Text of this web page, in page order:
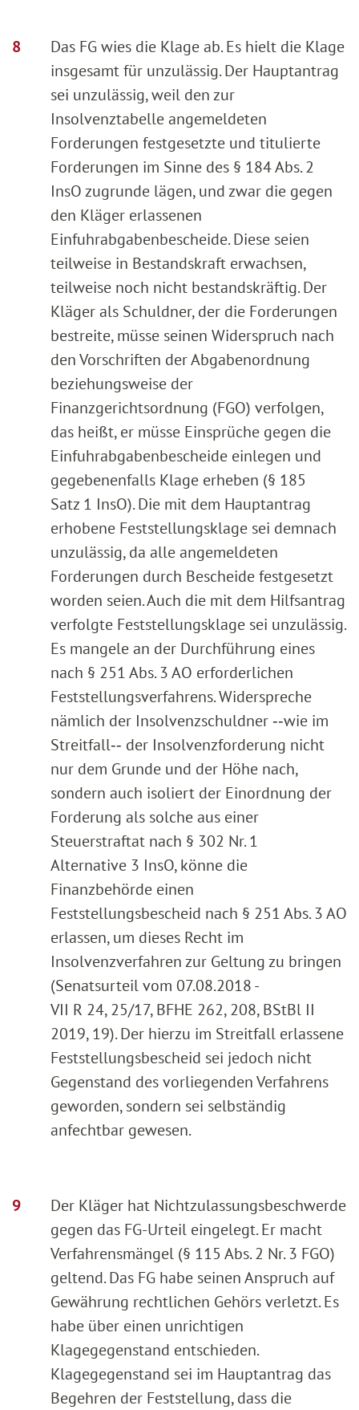
Das FG wies die Klage ab. Es hielt die Klage
insgesamt für unzulässig. Der Hauptantrag
sei unzulässig, weil den zur
Insolvenztabelle angemeldeten
Forderungen festgesetzte und titulierte
Forderungen im Sinne des § 184 Abs. 2
InsO zugrunde lägen, und zwar die gegen
den Kläger erlassenen
Einfuhrabgabenbescheide. Diese seien
teilweise in Bestandskraft erwachsen,
teilweise noch nicht bestandskräftig. Der
Kläger als Schuldner, der die Forderungen
bestreite, müsse seinen Widerspruch nach
den Vorschriften der Abgabenordnung
beziehungsweise der
Finanzgerichtsordnung (FGO) verfolgen,
das heißt, er müsse Einsprüche gegen die
Einfuhrabgabenbescheide einlegen und
gegebenenfalls Klage erheben (§ 185
Satz 1 InsO). Die mit dem Hauptantrag
erhobene Feststellungsklage sei demnach
unzulässig, da alle angemeldeten
Forderungen durch Bescheide festgesetzt
worden seien. Auch die mit dem Hilfsantrag
verfolgte Feststellungsklage sei unzulässig.
Es mangele an der Durchführung eines
nach § 251 Abs. 3 AO erforderlichen
Feststellungsverfahrens. Widerspreche
nämlich der Insolvenzschuldner ‑‑wie im
Streitfall‑‑ der Insolvenzforderung nicht
nur dem Grunde und der Höhe nach,
sondern auch isoliert der Einordnung der
Forderung als solche aus einer
Steuerstraftat nach § 302 Nr. 1
Alternative 3 InsO, könne die
Finanzbehörde einen
Feststellungsbescheid nach § 251 Abs. 3 AO
erlassen, um dieses Recht im
Insolvenzverfahren zur Geltung zu bringen
(Senatsurteil vom 07.08.2018 -
VII R 24, 25/17, BFHE 262, 208, BStBl II
2019, 19). Der hierzu im Streitfall erlassene
Feststellungsbescheid sei jedoch nicht
Gegenstand des vorliegenden Verfahrens
geworden, sondern sei selbständig
anfechtbar gewesen.
Der Kläger hat Nichtzulassungsbeschwerde
gegen das FG-Urteil eingelegt. Er macht
Verfahrensmängel (§ 115 Abs. 2 Nr. 3 FGO)
geltend. Das FG habe seinen Anspruch auf
Gewährung rechtlichen Gehörs verletzt. Es
habe über einen unrichtigen
Klagegegenstand entschieden.
Klagegegenstand sei im Hauptantrag das
Begehren der Feststellung, dass die